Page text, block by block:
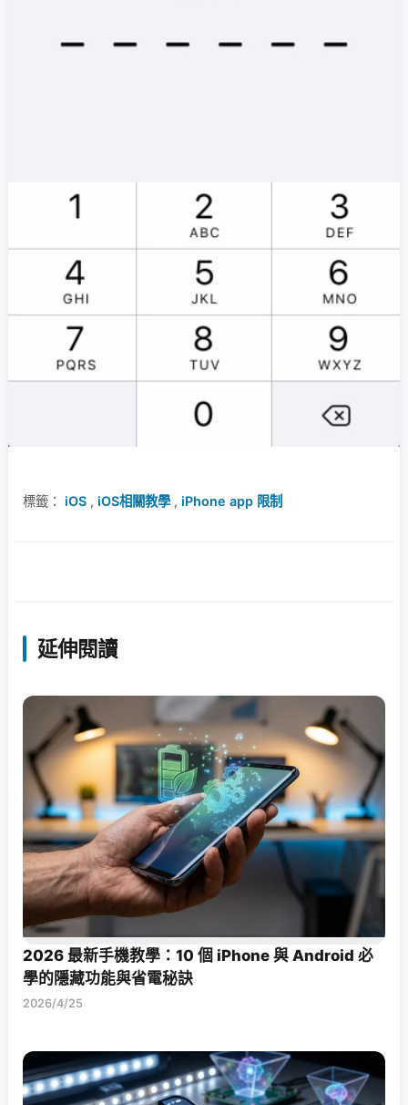
標籤： iOS , iOS相關教學, iPhone app 限制
延伸閱讀
2026 最新手機教學：10 個 iPhone 與 Android 必
學的隱藏功能與省電秘訣
2026/4/25